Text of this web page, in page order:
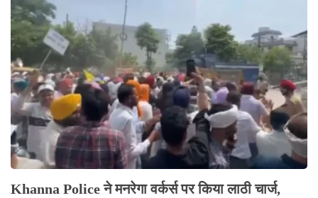
Khanna Police ने मनरेगा वर्कर्स पर किया लाठी चार्ज,